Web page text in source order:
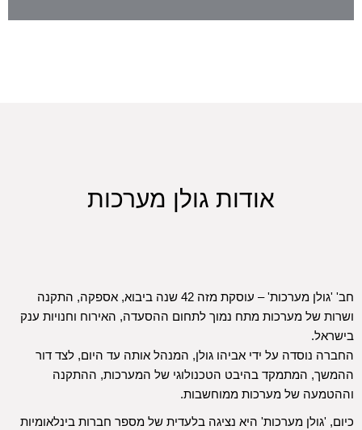
אודות גולן מערכות
חב' 'גולן מערכות' – עוסקת מזה 42 שנה ביבוא, אספקה, התקנה
ושרות של מערכות מתח נמוך לתחום ההסעדה, האירוח וחנויות ענק
בישראל.
החברה נוסדה על ידי אביהו גולן, המנהל אותה עד היום, לצד דור
ההמשך, המתמקד בהיבט הטכנולוגי של המערכות, ההתקנה
וההטמעה של מערכות ממוחשבות.
כיום, 'גולן מערכות' היא נציגה בלעדית של מספר חברות בינלאומיות